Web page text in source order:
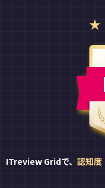
ITreview Gridで、 認知度